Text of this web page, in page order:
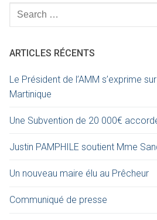
ARTICLES RÉCENTS
Le Président de l’AMM s’exprime
Martinique
Une Subvention de 20 000€
Justin PAMPHILE soutient Mme
Un nouveau maire élu au Prêcheur
Communiqué de presse